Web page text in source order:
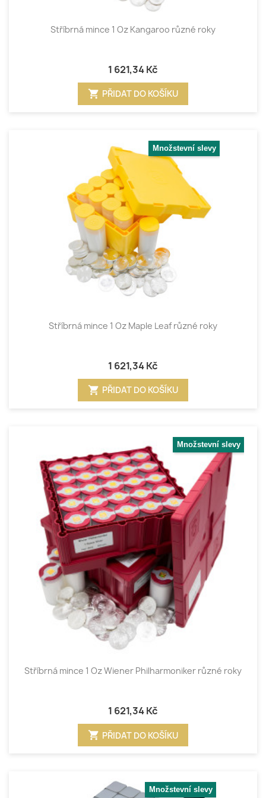
Stříbrná mince 1 Oz Kangaroo různé roky
1 621,34 Kč
shopping_cart PŘIDAT DO KOŠÍKU
Množstevní slevy
Stříbrná mince 1 Oz Maple Leaf různé roky
1 621,34 Kč
shopping_cart PŘIDAT DO KOŠÍKU
Množstevní slevy
Stříbrná mince 1 Oz Wiener Philharmoniker různé roky
1 621,34 Kč
shopping_cart PŘIDAT DO KOŠÍKU
Množstevní slevy